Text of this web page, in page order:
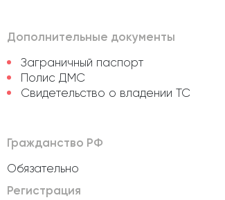
Дополнительные документы
Заграничный паспорт
Полис ДМС
Свидетельство о владении ТС
Гражданство РФ
Обязательно
Регистрация